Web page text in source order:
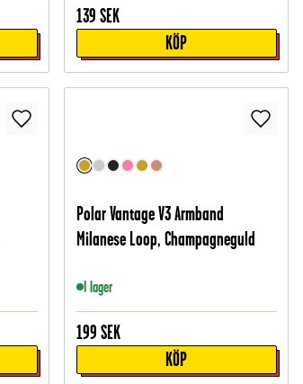
139 SEK
KÖP
Polar Vantage V3 Armband
Milanese Loop, Champagneguld
I lager
199 SEK
KÖP